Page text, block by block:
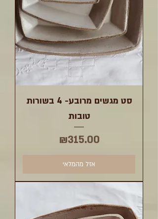
סט מגשים מרובע- 4 בשורות
טובות
מחיר
₪315.00
אזל מהמלאי